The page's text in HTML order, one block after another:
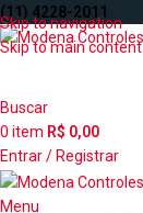
Skip to navigation
Skip to main content
(11) 4228-2011
Buscar
0 item R$ 0,00
Entrar / Registrar
Menu